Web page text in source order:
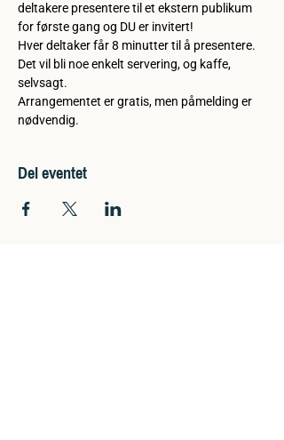
deltakere presentere til et ekstern publikum
for første gang og DU er invitert!
Hver deltaker får 8 minutter til å presentere.
Det vil bli noe enkelt servering, og kaffe,
selvsagt.
Arrangementet er gratis, men påmelding er
nødvendig.
Del eventet